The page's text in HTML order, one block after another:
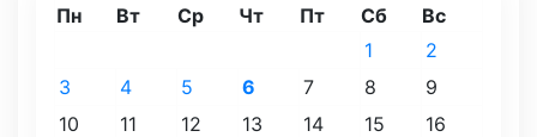
Пн Вт Ср Чт Пт Сб Вс
1
2
3
4 5 6 7 8
9
10
11 12 13 14 15
16